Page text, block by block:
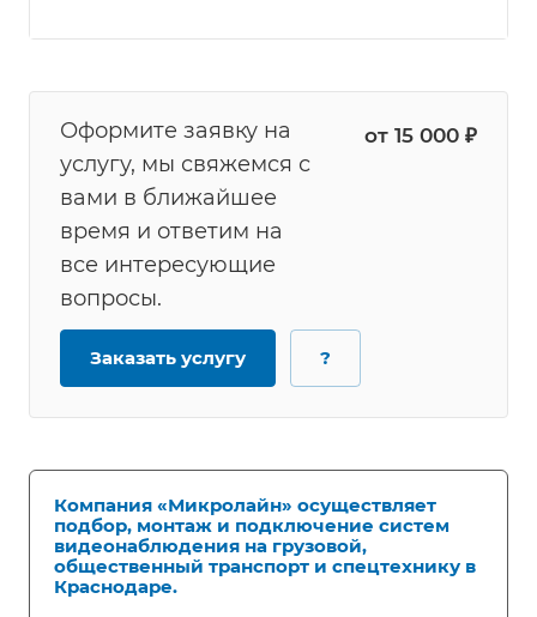
Оформите заявку на
услугу, мы свяжемся с
вами в ближайшее
время и ответим на
все интересующие
вопросы.
от 15 000 ₽
Заказать услугу ?
Компания «Микролайн» осуществляет
подбор, монтаж и подключение систем
видеонаблюдения на грузовой,
общественный транспорт и спецтехнику в
Краснодаре.